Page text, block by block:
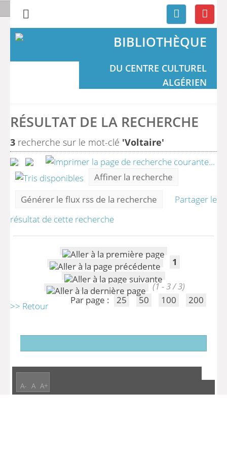
BIBLIOTHÈQUE
DU CENTRE CULTUREL
ALGÉRIEN
RÉSULTAT DE LA RECHERCHE
3 recherche sur le mot-clé 'Voltaire'
Affiner la recherche
Générer le flux rss de la recherche
Partager le
résultat de cette recherche
1
(1 - 3 / 3)
Par page :
25 50 100 200
>> Retour
A- A A+